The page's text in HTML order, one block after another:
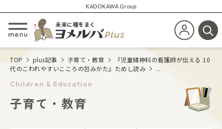
KADOKAWA Group
メニューを開閉する
未来に種をまく
新規会員登
検
TOP plus記事 子育て・教育
『児童精神科の看護師が伝える 10
代のこわれやすいこころの包みかた』ためし読み
...
Children & Education
子育て・教育